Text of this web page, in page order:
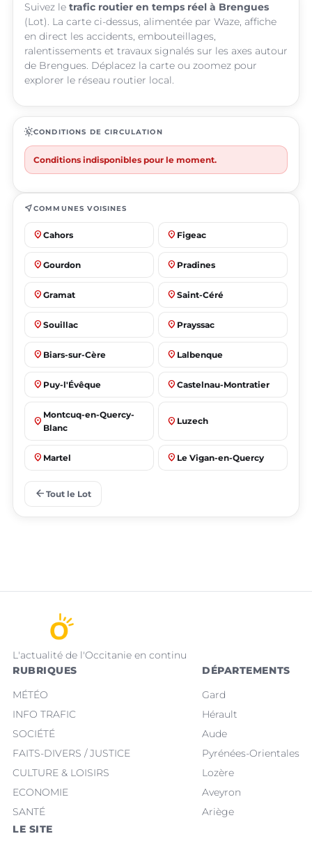
Suivez le trafic routier en temps réel à Brengues
(Lot). La carte ci-dessus, alimentée par Waze, affiche
en direct les accidents, embouteillages,
ralentissements et travaux signalés sur les axes autour
de Brengues. Déplacez la carte ou zoomez pour
explorer le réseau routier local.
routineCONDITIONS DE CIRCULATION
Conditions indisponibles pour le moment.
near_meCOMMUNES VOISINES
place Cahors place Figeac
place Gourdon place Pradines
place Gramat place Saint-Céré
place Souillac place Prayssac
place Biars-sur-Cère place Lalbenque
place Puy-l'Évêque place Castelnau-Montratier
place
Montcuq-en-Quercy-
Blanc
place Luzech
place Martel place Le Vigan-en-Quercy
place
arrow_back Tout le Lot
L'actualité de l'Occitanie en continu
RUBRIQUES
MÉTÉO
INFO TRAFIC
SOCIÉTÉ
FAITS-DIVERS / JUSTICE
CULTURE & LOISIRS
ECONOMIE
SANTÉ
DÉPARTEMENTS
Gard
Hérault
Aude
Pyrénées-Orientales
Lozère
Aveyron
Ariège
LE SITE